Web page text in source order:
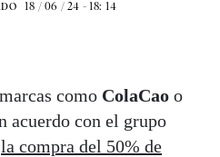
18 / 06 / 24 - 18: 14
como ColaCao o
acuerdo con el grupo
la compra del 50% de